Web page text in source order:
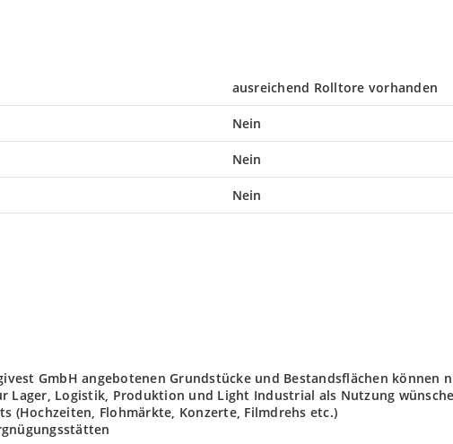
ausreichend Rolltore vorhanden
Nein
Nein
Nein
GmbH angebotenen Grundstücke und Bestandsflächen können
Lager, Logistik, Produktion und Light Industrial als Nutzung
(Hochzeiten, Flohmärkte, Konzerte, Filmdrehs etc.)